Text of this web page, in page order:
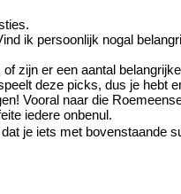
ik persoonlijk nogal
zijn er een aantal
deze picks, dus je hebt
Vooral naar die
iedere onbenul.
je iets met bovenstaande